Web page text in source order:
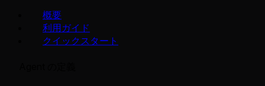
概要
利用ガイド
クイックスタート